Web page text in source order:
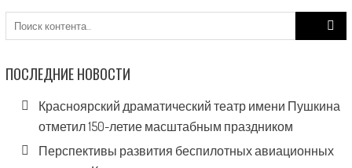
Search
for:
ПОСЛЕДНИЕ НОВОСТИ
Красноярский драматический театр имени Пушкина
отметил 150-летие масштабным праздником
Перспективы развития беспилотных авиационных